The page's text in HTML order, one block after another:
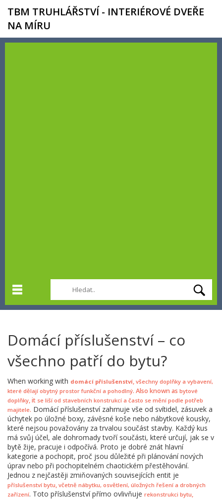
TBM TRUHLÁŘSTVÍ - INTERIÉROVÉ DVEŘE
NA MÍRU
Domácí příslušenství – co
všechno patří do bytu?
When working with domácí příslušenství, všechny doplňky a vybavení,
které dělají obytný prostor funkční a pohodlný. Also known as bytové
doplňky, it se liší od stavebních konstrukcí a často se mění podle potřeb
majitele. Domácí příslušenství zahrnuje vše od svítidel, zásuvek a
úchytek po úložné boxy, závěsné koše nebo nábytkové kousky,
které nejsou považovány za trvalou součást stavby. Každý kus
má svůj účel, ale dohromady tvoří součásti, které určují, jak se v
bytě žije, pracuje i odpočívá. Proto je dobré znát hlavní
kategorie a pochopit, proč jsou důležité při plánování nových
úprav nebo při pochopitelném chaotickém přestěhování.
Jednou z nejčastěji zmiňovaných souvisejících entit je
příslušenství bytu, včetně nábytku, osvětlení, úložných řešení a drobných
zařízení. Toto příslušenství přímo ovlivňuje rekonstrukci bytu,